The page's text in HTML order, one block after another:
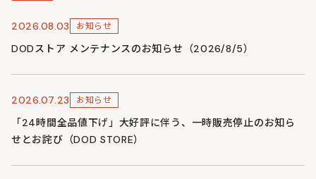
2026.08.03 お知らせ
DODストア メンテナンスのお知らせ（2026/8/5）
2026.07.23 お知らせ
「24時間全品値下げ」大好評に伴う、一時販売停止のお知ら
せとお詫び（DOD STORE）